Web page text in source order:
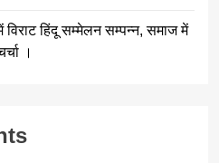
हिंदू सम्मेलन सम्पन्न, समाज में
।